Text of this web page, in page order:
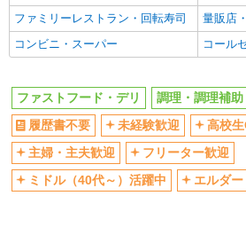
ファミリーレストラン・回転寿司
量販店
コンビニ・スーパー
コール
ファストフード・デリ
調理・調理補
履歴書不要
未経験歓迎 高校
主婦・主夫歓迎
フリーター歓迎
ミドル（40代～）活躍中
エルダ